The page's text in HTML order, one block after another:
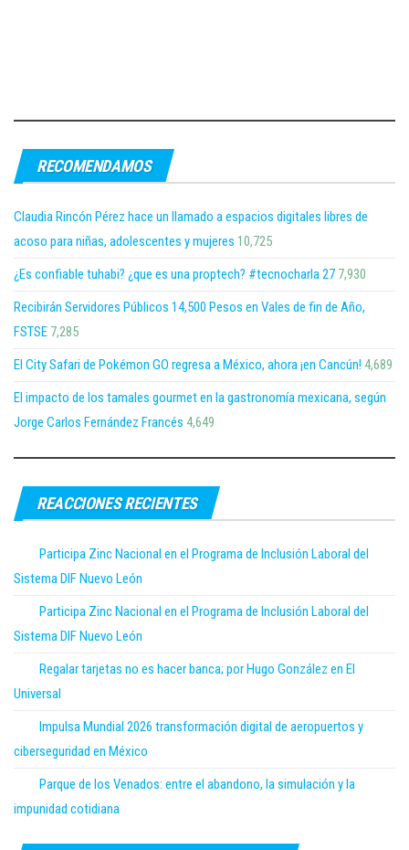
RECOMENDAMOS
Claudia Rincón Pérez hace un llamado a espacios digitales libres de
acoso para niñas, adolescentes y mujeres 10,725
¿Es confiable tuhabi? ¿que es una proptech? #tecnocharla 27 7,930
Recibirán Servidores Públicos 14,500 Pesos en Vales de fin de Año,
FSTSE 7,285
El City Safari de Pokémon GO regresa a México, ahora ¡en Cancún! 4,689
El impacto de los tamales gourmet en la gastronomía mexicana, según
Jorge Carlos Fernández Francés 4,649
REACCIONES RECIENTES
Participa Zinc Nacional en el Programa de Inclusión Laboral del
Sistema DIF Nuevo León
Participa Zinc Nacional en el Programa de Inclusión Laboral del
Sistema DIF Nuevo León
Regalar tarjetas no es hacer banca; por Hugo González en El
Universal
Impulsa Mundial 2026 transformación digital de aeropuertos y
ciberseguridad en México
Parque de los Venados: entre el abandono, la simulación y la
impunidad cotidiana